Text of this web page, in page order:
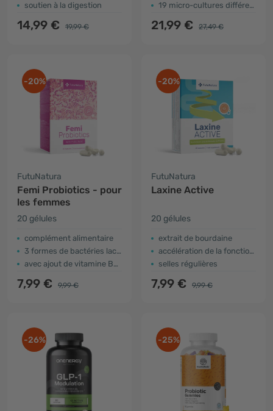
soutien à la digestion
14,99 € 19,99 €
19 micro-cultures différentes
21,99 € 27,49 €
-20%
FutuNatura
Femi Probiotics - pour
les femmes
20 gélules
complément alimentaire
3 formes de bactéries lactiques
avec ajout de vitamine B9 - acide folique
7,99 € 9,99 €
-20%
FutuNatura
Laxine Active
20 gélules
extrait de bourdaine
accélération de la fonction intestinale
selles régulières
7,99 € 9,99 €
-26% -25%